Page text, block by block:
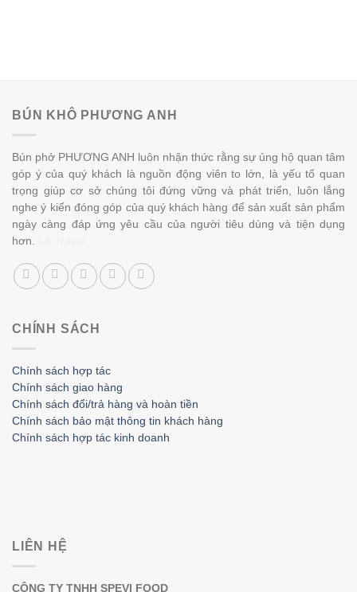
BÚN KHÔ PHƯƠNG ANH
Bún phở PHƯƠNG ANH luôn nhận thức rằng sự ủng hộ quan tâm
góp ý của quý khách là nguồn động viên to lớn, là yếu tố quan
trọng giúp cơ sở chúng tôi đứng vững và phát triển, luôn lắng
nghe ý kiến đóng góp của quý khách hàng để sản xuất sản phẩm
ngày càng đáp ứng yêu cầu của người tiêu dùng và tiện dụng
hơn.
CHÍNH SÁCH
Chính sách hợp tác
Chính sách giao hàng
Chính sách đổi/trả hàng và hoàn tiền
Chính sách bảo mật thông tin khách hàng
Chính sách hợp tác kinh doanh
LIÊN HỆ
CÔNG TY TNHH SPEVI FOOD